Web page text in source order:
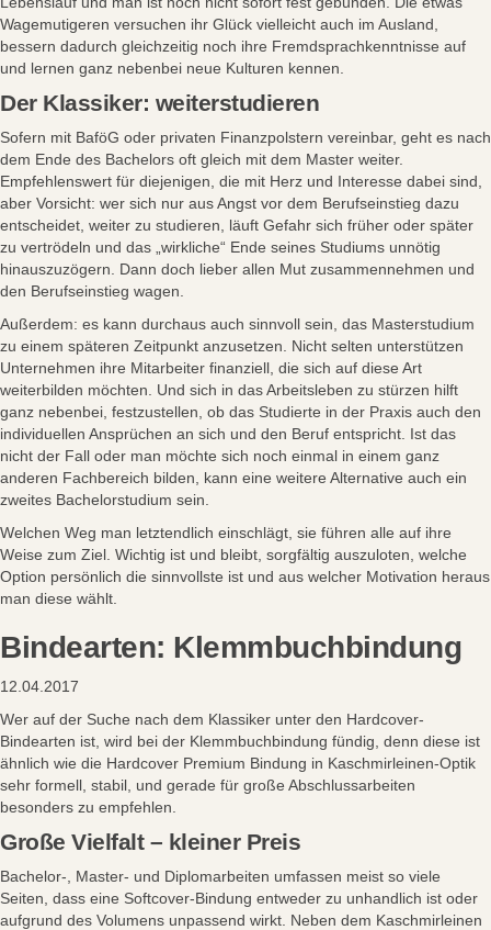
Wagemutigeren versuchen ihr Glück vielleicht auch im Ausland,
bessern dadurch gleichzeitig noch ihre Fremdsprachkenntnisse auf
und lernen ganz nebenbei neue Kulturen kennen.
Der Klassiker: weiterstudieren
Sofern mit BaföG oder privaten Finanzpolstern vereinbar, geht es nach
dem Ende des Bachelors oft gleich mit dem Master weiter.
Empfehlenswert für diejenigen, die mit Herz und Interesse dabei sind,
aber Vorsicht: wer sich nur aus Angst vor dem Berufseinstieg dazu
entscheidet, weiter zu studieren, läuft Gefahr sich früher oder später
zu vertrödeln und das „wirkliche“ Ende seines Studiums unnötig
hinauszuzögern. Dann doch lieber allen Mut zusammennehmen und
den Berufseinstieg wagen.
Außerdem: es kann durchaus auch sinnvoll sein, das Masterstudium
zu einem späteren Zeitpunkt anzusetzen. Nicht selten unterstützen
Unternehmen ihre Mitarbeiter finanziell, die sich auf diese Art
weiterbilden möchten. Und sich in das Arbeitsleben zu stürzen hilft
ganz nebenbei, festzustellen, ob das Studierte in der Praxis auch den
individuellen Ansprüchen an sich und den Beruf entspricht. Ist das
nicht der Fall oder man möchte sich noch einmal in einem ganz
anderen Fachbereich bilden, kann eine weitere Alternative auch ein
zweites Bachelorstudium sein.
Welchen Weg man letztendlich einschlägt, sie führen alle auf ihre
Weise zum Ziel. Wichtig ist und bleibt, sorgfältig auszuloten, welche
Option persönlich die sinnvollste ist und aus welcher Motivation heraus
man diese wählt.
Bindearten: Klemmbuchbindung
12.04.2017
Wer auf der Suche nach dem Klassiker unter den Hardcover-
Bindearten ist, wird bei der Klemmbuchbindung fündig, denn diese ist
ähnlich wie die Hardcover Premium Bindung in Kaschmirleinen-Optik
sehr formell, stabil, und gerade für große Abschlussarbeiten
besonders zu empfehlen.
Große Vielfalt – kleiner Preis
Bachelor-, Master- und Diplomarbeiten umfassen meist so viele
Seiten, dass eine Softcover-Bindung entweder zu unhandlich ist oder
aufgrund des Volumens unpassend wirkt. Neben dem Kaschmirleinen